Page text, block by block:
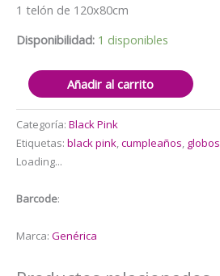
1 telón de 120x80cm
Disponibilidad: 1 disponibles
Set
Decorativo
con
Telón
Black
Pink
Añadir al carrito
Categoría: Black Pink
Etiquetas: black pink,cumpleaños, globos
Loading...
Barcode:
Marca: Genérica